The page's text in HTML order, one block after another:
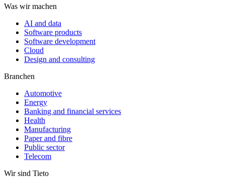
Was wir machen
AI and data
Software products
Software development
Cloud
Design and consulting
Branchen
Automotive
Energy
Banking and financial services
Health
Manufacturing
Paper and fibre
Public sector
Telecom
Wir sind Tieto